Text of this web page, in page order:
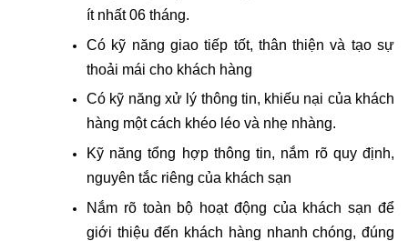
ít nhất 06 tháng.
Có kỹ năng giao tiếp tốt, thân thiện và tạo sự
thoải mái cho khách hàng
Có kỹ năng xử lý thông tin, khiếu nại của khách
hàng một cách khéo léo và nhẹ nhàng.
Kỹ năng tổng hợp thông tin, nắm rõ quy định,
nguyên tắc riêng của khách sạn
Nắm rõ toàn bộ hoạt động của khách sạn để
giới thiệu đến khách hàng nhanh chóng, đúng